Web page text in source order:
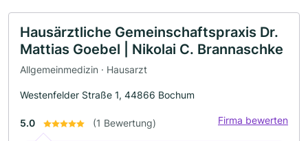
Hausärztliche Gemeinschaftspraxis Dr.
Mattias Goebel | Nikolai C. Brannaschke
Allgemeinmedizin · Hausarzt
Westenfelder Straße 1, 44866 Bochum
5.0 (1 Bewertung) Firma bewerten